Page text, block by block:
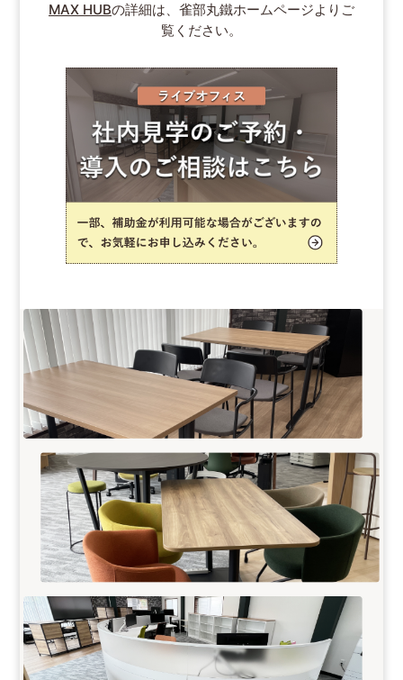
MAX HUBの詳細は、雀部丸鐵ホームページよりご
覧ください。